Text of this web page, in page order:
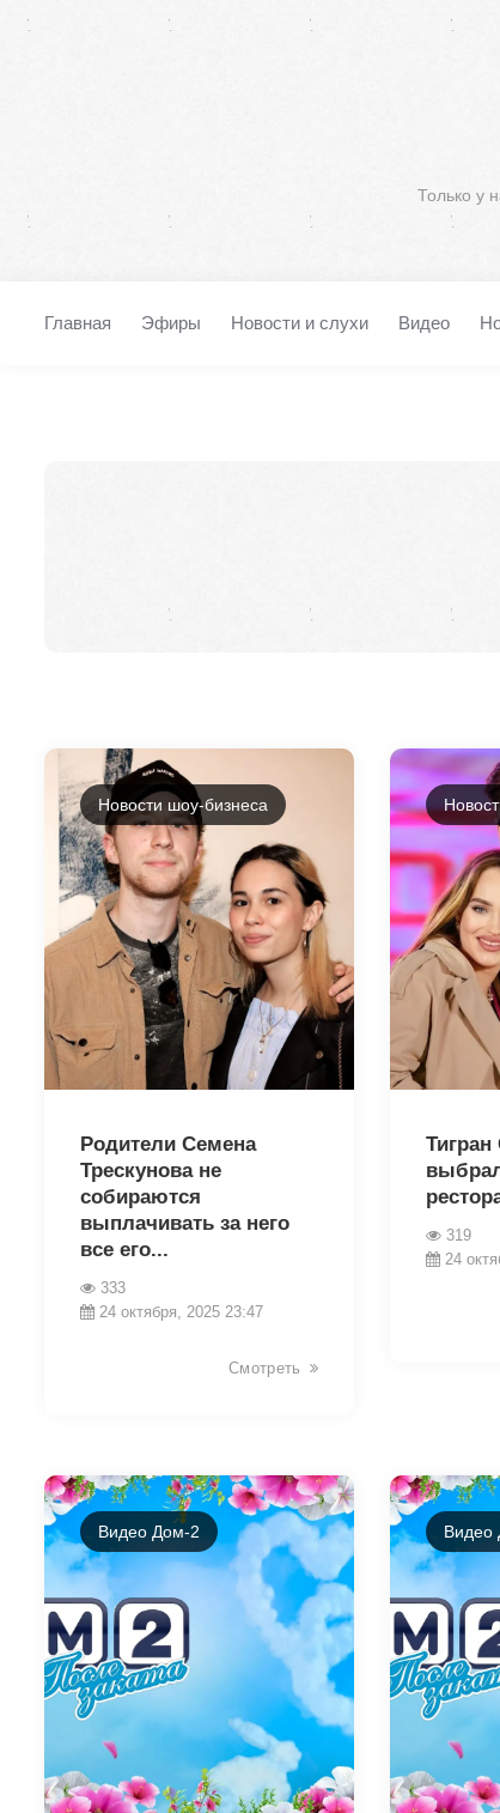
Только у
Главная Эфиры Новости и слухи Видео
Новости шоу-бизнеса
Родители Семена
Трескунова не
собираются
выплачивать за него
все его...
333
24 октября, 2025 23:47
Смотреть
319
24
Видео Дом-2 Видео